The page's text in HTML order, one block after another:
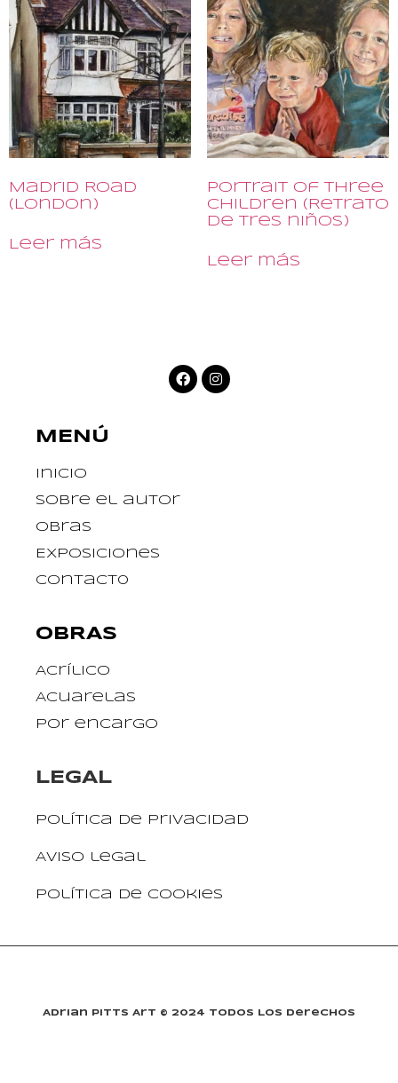
Madrid Road
(London)
Leer más
Portrait of Three
Children (Retrato
de tres niños)
Leer más
MENÚ
Inicio
Sobre el autor
Obras
Exposiciones
Contact0
OBRAS
Acrílico
Acuarelas
Por encargo
LEGAL
Política de privacidad
Aviso legal
Política de cookies
Adrian Pitts Art © 2024 Todos Los Derechos